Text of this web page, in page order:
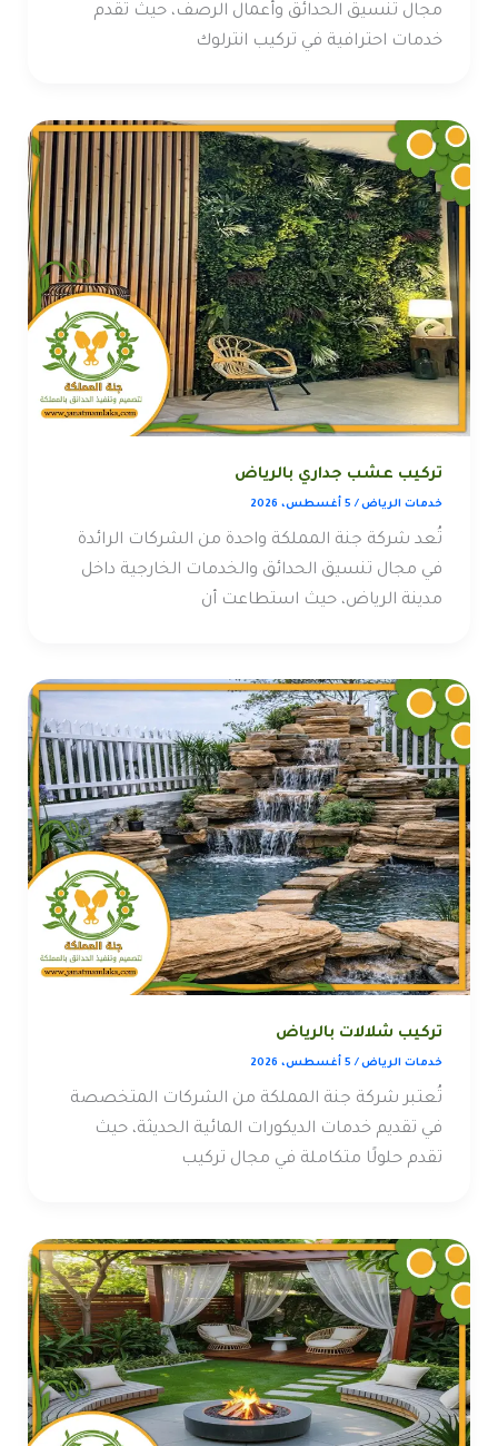
مجال تنسيق الحدائق وأعمال الرصف، حيث تقدم
خدمات احترافية في تركيب انترلوك
تركيب عشب جداري بالرياض
خدمات الرياض/ 5 أغسطس، 2026
تُعد شركة جنة المملكة واحدة من الشركات الرائدة
في مجال تنسيق الحدائق والخدمات الخارجية داخل
مدينة الرياض، حيث استطاعت أن
تركيب شلالات بالرياض
خدمات الرياض/ 5 أغسطس، 2026
تُعتبر شركة جنة المملكة من الشركات المتخصصة
في تقديم خدمات الديكورات المائية الحديثة، حيث
تقدم حلولًا متكاملة في مجال تركيب